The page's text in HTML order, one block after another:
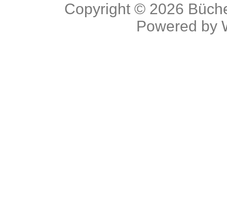
Copyright © 2026
Powered by